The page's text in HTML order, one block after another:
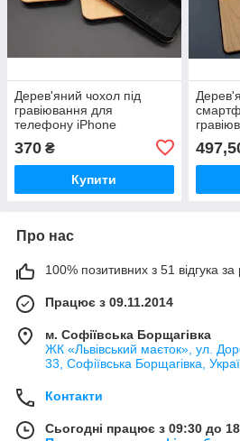
Дерев'яний чохол під
гравіювання для
телефону iPhone
12/12PRO колір "вільха" /
Дерев'яний чохол під
гравіювання для
телефону
370 ₴
Купити
Про нас
100% позитивних з 51 відгука за
Працює з 09.11.2014
м. Софіївська Борщагівка
ЖК «Львівський маєток», ул.
33, Софіївська Борщагівка,
Контакти
Сьогодні працює з 09:30 до